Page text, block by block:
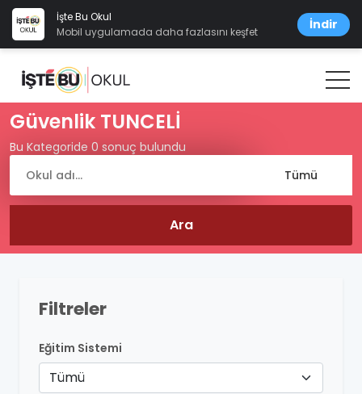
İşte Bu Okul
Mobil uygulamada daha fazlasını keşfet
İndir
Güvenlik TUNCELİ
Bu Kategoride 0 sonuç bulundu
Filtreler
Eğitim Sistemi
Tümü